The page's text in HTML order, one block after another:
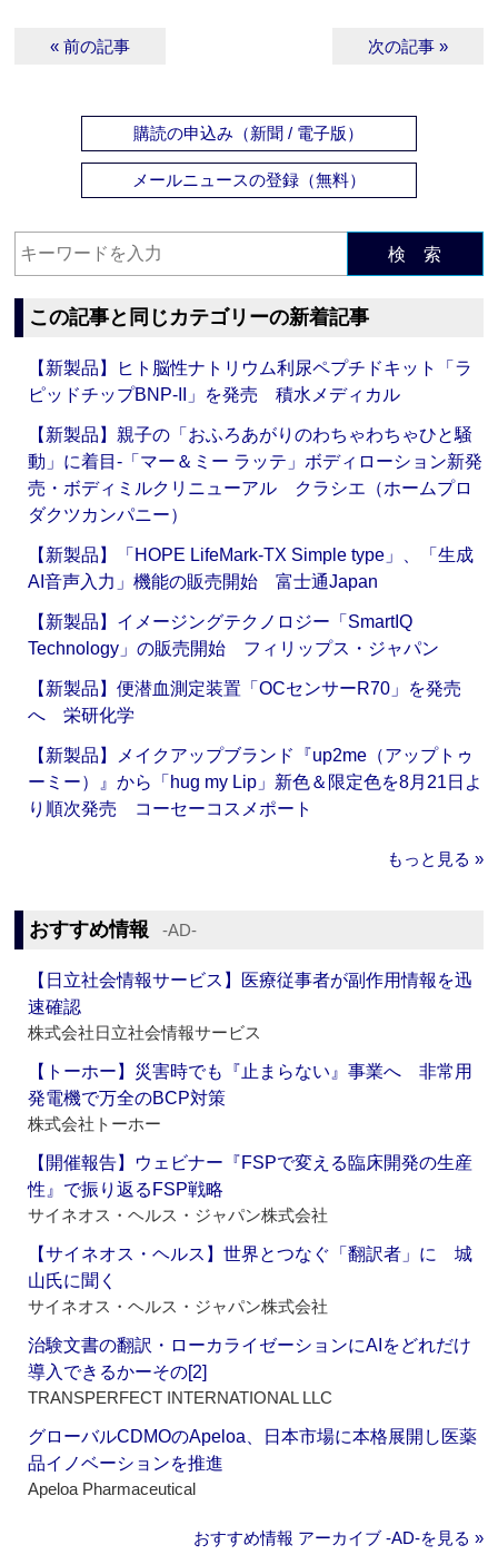
« 前の記事 次の記事 »
購読の申込み（新聞 / 電子版）
メールニュースの登録（無料）
検 索
この記事と同じカテゴリーの新着記事
【新製品】ヒト脳性ナトリウム利尿ペプチドキット「ラ
ピッドチップBNP-II」を発売 積水メディカル
【新製品】親子の「おふろあがりのわちゃわちゃひと騒
動」に着目‐「マー＆ミー ラッテ」ボディローション新発
売・ボディミルクリニューアル クラシエ（ホームプロ
ダクツカンパニー）
【新製品】「HOPE LifeMark-TX Simple type」、「生成
AI音声入力」機能の販売開始 富士通Japan
【新製品】イメージングテクノロジー「SmartIQ
Technology」の販売開始 フィリップス・ジャパン
【新製品】便潜血測定装置「OCセンサーR70」を発売
へ 栄研化学
【新製品】メイクアップブランド『up2me（アップトゥ
ーミー）』から「hug my Lip」新色＆限定色を8月21日よ
り順次発売 コーセーコスメポート
もっと見る »
おすすめ情報 ‐AD‐
【日立社会情報サービス】医療従事者が副作用情報を迅
速確認
株式会社日立社会情報サービス
【トーホー】災害時でも『止まらない』事業へ 非常用
発電機で万全のBCP対策
株式会社トーホー
【開催報告】ウェビナー『FSPで変える臨床開発の生産
性』で振り返るFSP戦略
サイネオス・ヘルス・ジャパン株式会社
【サイネオス・ヘルス】世界とつなぐ「翻訳者」に 城
山氏に聞く
サイネオス・ヘルス・ジャパン株式会社
治験文書の翻訳・ローカライゼーションにAIをどれだけ
導入できるかーその[2]
TRANSPERFECT INTERNATIONAL LLC
グローバルCDMOのApeloa、日本市場に本格展開し医薬
品イノベーションを推進
Apeloa Pharmaceutical
おすすめ情報 アーカイブ ‐AD‐を見る »